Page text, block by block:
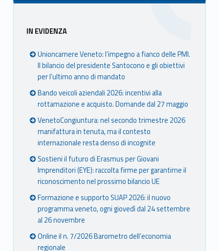
Sidebar
IN EVIDENZA
Unioncamere Veneto: l’impegno a fianco delle PMI.
Il bilancio del presidente Santocono e gli obiettivi
per l’ultimo anno di mandato
Bando veicoli aziendali 2026: incentivi alla
rottamazione e acquisto. Domande dal 27 maggio
VenetoCongiuntura: nel secondo trimestre 2026
manifattura in tenuta, ma il contesto
internazionale resta denso di incognite
Sostieni il futuro di Erasmus per Giovani
Imprenditori (EYE): raccolta firme per garantirne il
riconoscimento nel prossimo bilancio UE
Formazione e supporto SUAP 2026: il nuovo
programma veneto, ogni giovedì dal 24 settembre
al 26 novembre
Online il n. 7/2026 Barometro dell’economia
regionale